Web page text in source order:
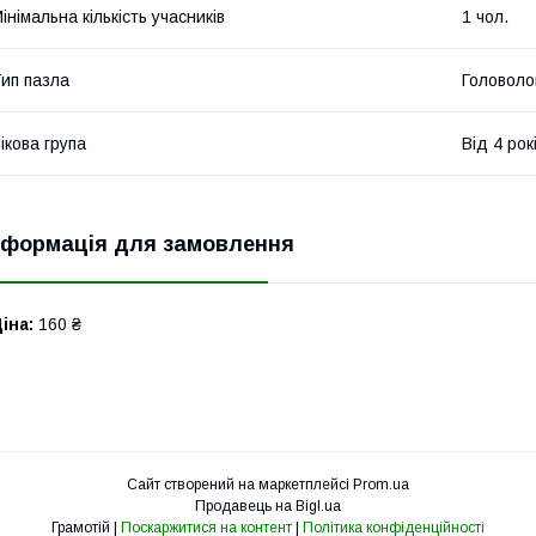
кількість учасників 1 чол.
пазла
група Від 4
для замовлення
160 ₴
Сайт створений на маркетплейсі Prom.ua
Продавець на Bigl.ua
Грамотій | Поскаржитися на контент | Політика конфіденційності